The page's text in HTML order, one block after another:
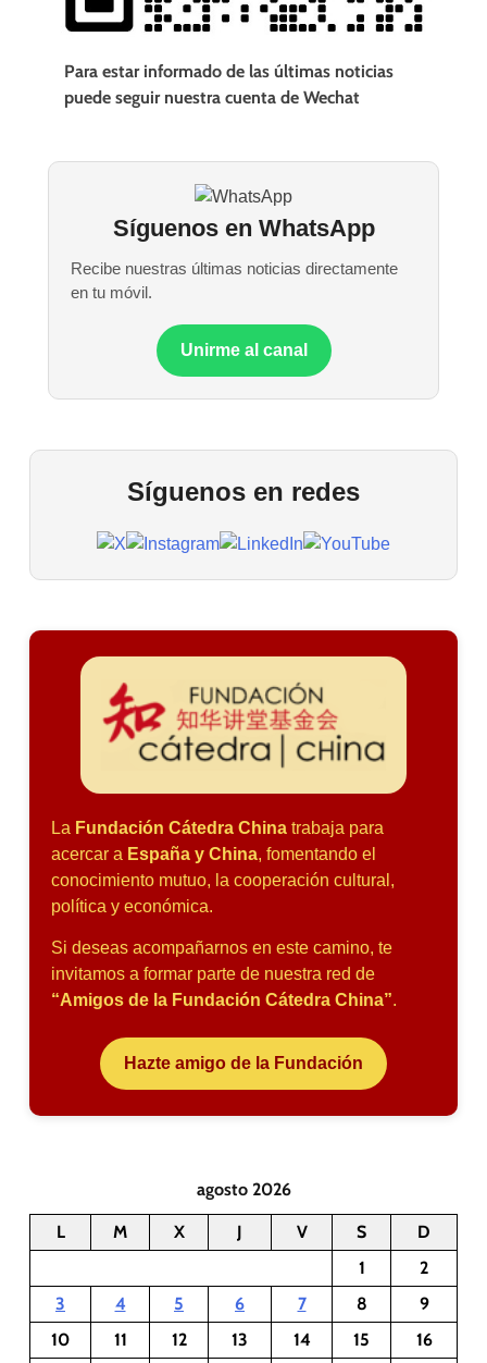
Para estar informado de las últimas noticias
puede seguir nuestra cuenta de Wechat
Síguenos en WhatsApp
Recibe nuestras últimas noticias directamente
en tu móvil.
Unirme al canal
Síguenos en redes
La Fundación Cátedra China trabaja para
acercar a España y China, fomentando el
conocimiento mutuo, la cooperación cultural,
política y económica.
Si deseas acompañarnos en este camino, te
invitamos a formar parte de nuestra red de
“Amigos de la Fundación Cátedra China”.
Hazte amigo de la Fundación
agosto 2026
L M X J V S
D
1
2
3
4 5 6 7 8
9
10
11 12 13 14 15
16